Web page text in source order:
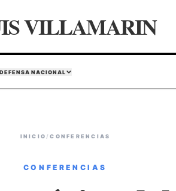
VILLAMARIN
DEFENSA NACIONAL
INICIO /CONFERENCIAS
CONFERENCIAS